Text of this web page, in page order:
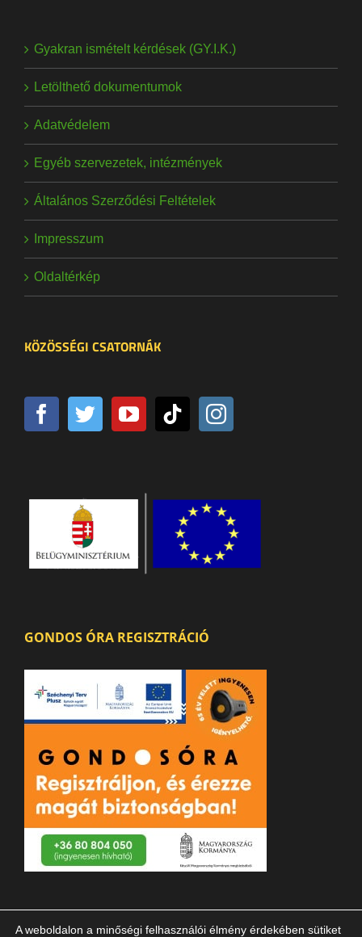
Gyakran ismételt kérdések (GY.I.K.)
Letölthető dokumentumok
Adatvédelem
Egyéb szervezetek, intézmények
Általános Szerződési Feltételek
Impresszum
Oldaltérkép
KÖZÖSSÉGI CSATORNÁK
GONDOS ÓRA REGISZTRÁCIÓ
A weboldalon a minőségi felhasználói élmény érdekében sütiket